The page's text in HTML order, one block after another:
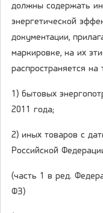
должны содержать
энергетической
документации,
маркировке, на их
распространяется на
1) бытовых
2011 года;
2) иных товаров с
Российской
(часть 1 в ред.
ФЗ)